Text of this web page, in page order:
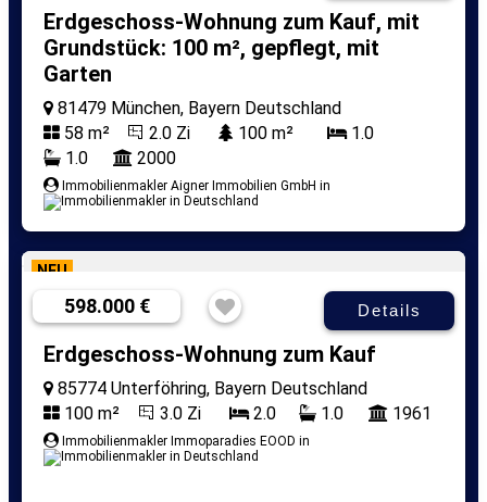
Erdgeschoss-Wohnung zum Kauf, mit
Grundstück: 100 m², gepflegt, mit
Garten
81479 München, Bayern Deutschland
58 m²
2.0 Zi 100 m²
1.0
1.0
2000
Immobilienmakler Aigner Immobilien GmbH in
NEU
598.000 € Details
Erdgeschoss-Wohnung zum Kauf
85774 Unterföhring, Bayern Deutschland
100 m²
3.0 Zi 2.0 1.0 1961
Immobilienmakler Immoparadies EOOD in